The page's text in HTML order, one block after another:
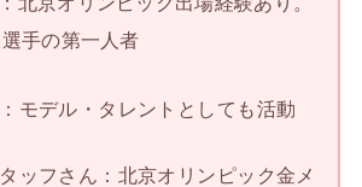
手の第一人者
モデル・タレントとしても活動
ッフさん：北京オリンピック金メ